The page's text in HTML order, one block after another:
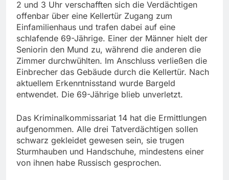
2 und 3 Uhr verschafften sich die Verdächtigen
offenbar über eine Kellertür Zugang zum
Einfamilienhaus und trafen dabei auf eine
schlafende 69-Jährige. Einer der Männer hielt der
Seniorin den Mund zu, während die anderen die
Zimmer durchwühlten. Im Anschluss verließen die
Einbrecher das Gebäude durch die Kellertür. Nach
aktuellem Erkenntnisstand wurde Bargeld
entwendet. Die 69-Jährige blieb unverletzt.
Das Kriminalkommissariat 14 hat die Ermittlungen
aufgenommen. Alle drei Tatverdächtigen sollen
schwarz gekleidet gewesen sein, sie trugen
Sturmhauben und Handschuhe, mindestens einer
von ihnen habe Russisch gesprochen.